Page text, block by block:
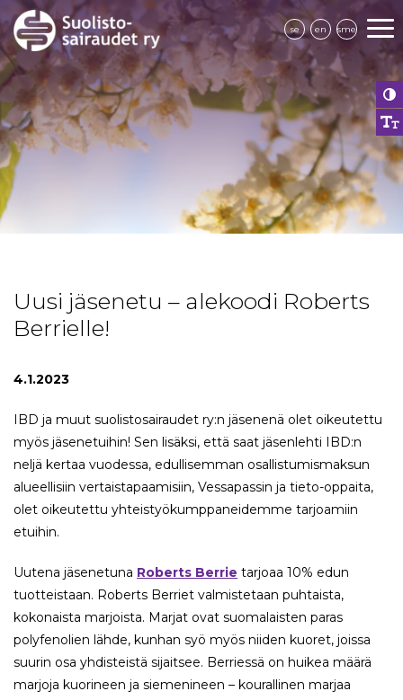
se en sme
Uusi jäsenetu – alekoodi Roberts
Berrielle!
4.1.2023
IBD ja muut suolistosairaudet ry:n jäsenenä olet oikeutettu
myös jäsenetuihin! Sen lisäksi, että saat jäsenlehti IBD:n
neljä kertaa vuodessa, edullisemman osallistumismaksun
alueellisiin vertaistapaamisiin, Vessapassin ja tieto-oppaita,
olet oikeutettu yhteistyökumppaneidemme tarjoamiin
etuihin.
Uutena jäsenetuna Roberts Berrie tarjoaa 10% edun
tuotteistaan. Roberts Berriet valmistetaan puhtaista,
kokonaista marjoista. Marjat ovat suomalaisten paras
polyfenolien lähde, kunhan syö myös niiden kuoret, joissa
suurin osa yhdisteistä sijaitsee. Berriessä on huikea määrä
marjoja kuorineen ja siemenineen – kourallinen marjaa